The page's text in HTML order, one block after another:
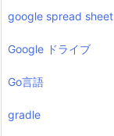
google spread sheet
Google ドライブ
Go言語
gradle